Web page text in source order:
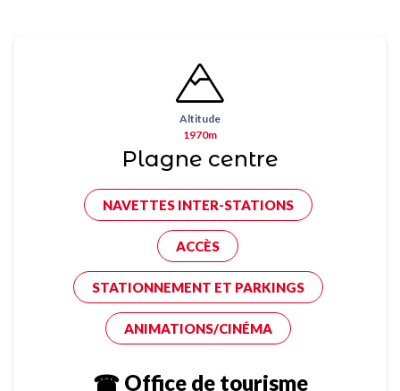
Altitude
1970m
Plagne centre
NAVETTES INTER-STATIONS
ACCÈS
STATIONNEMENT ET PARKINGS
ANIMATIONS/CINÉMA
☎ Office de tourisme